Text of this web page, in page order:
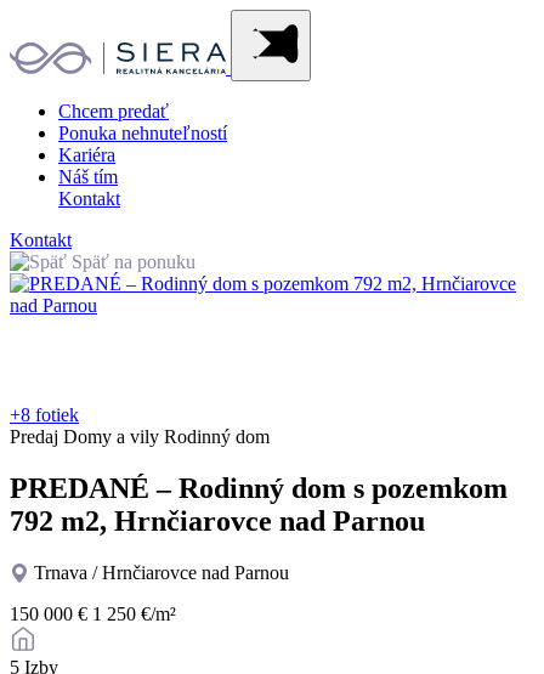
Chcem predať
Ponuka nehnuteľností
Kariéra
Náš tím
Kontakt
Kontakt
Späť na ponuku
+8 fotiek
Predaj Domy a vily Rodinný dom
PREDANÉ – Rodinný dom s pozemkom
792 m2, Hrnčiarovce nad Parnou
Trnava / Hrnčiarovce nad Parnou
150 000 € 1 250 €/m²
5 Izby